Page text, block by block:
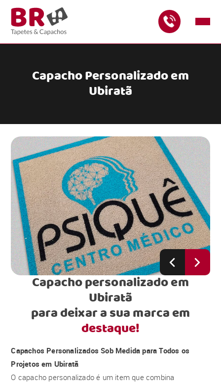
Capacho Personalizado em
Ubiratã
Capacho personalizado em
Ubiratã
para deixar a sua marca em
destaque!
Capachos Personalizados Sob Medida para Todos os
Projetos em Ubiratã
O capacho personalizado é um item que combina